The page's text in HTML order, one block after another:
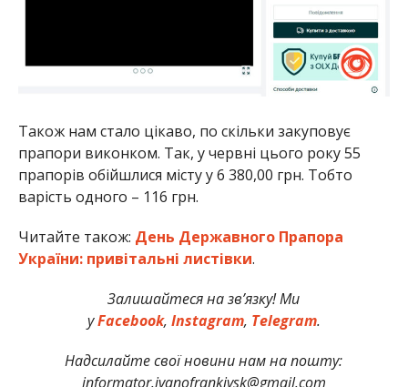
Також нам стало цікаво, по скільки закуповує
прапори виконком. Так, у червні цього року 55
прапорів обійшлися місту у 6 380,00 грн. Тобто
варість одного – 116 грн.
Читайте також: День Державного Прапора
України: привітальні листівки.
Залишайтеся на зв’язку! Ми
уFacebook, Instagram, Telegram.
Надсилайте свої новини нам на пошту:
informator.ivanofrankivsk@gmail.com